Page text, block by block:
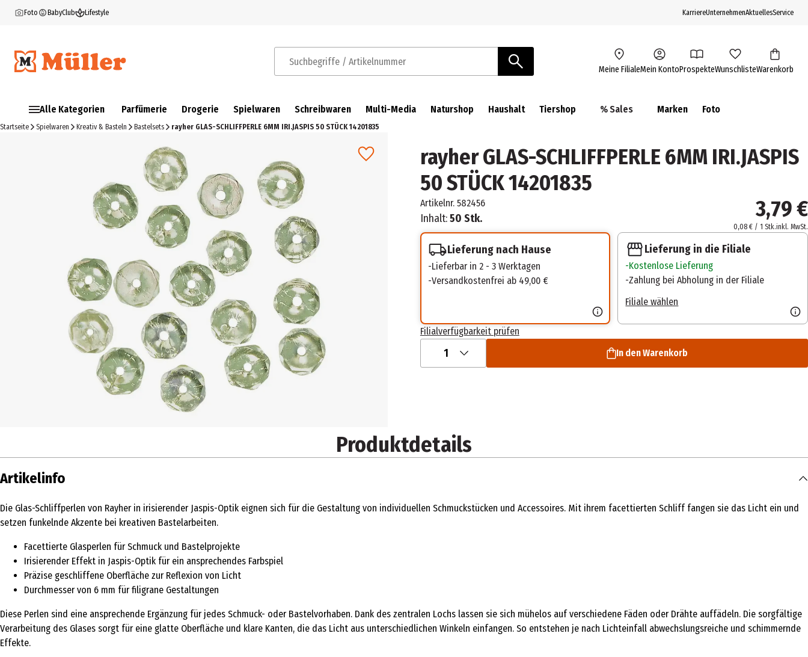
Foto BabyClub Lifestyle KarriereUnternehmenAktuellesService
Suchbegriffe / Artikelnummer Meine FilialeMein KontoProspekteWunschlisteWarenkorb
Alle Kategorien Parfümerie Drogerie Spielwaren Schreibwaren Multi-Media Naturshop Haushalt Tiershop % Sales Marken Foto
Startseite Spielwaren Kreativ & Basteln Bastelsets rayher GLAS-SCHLIFFPERLE 6MM IRI.JASPIS 50 STÜCK 14201835
rayher GLAS-SCHLIFFPERLE 6MM IRI.JASPIS
50 STÜCK 14201835
Artikelnr. 582456
Inhalt:50 Stk. 3,79 €
0,08 € / 1 Stk.inkl. MwSt.
Lieferung nach Hause
Lieferbar in 2 - 3 Werktagen
Versandkostenfrei ab 49,00 €
Lieferung in die Filiale
Kostenlose Lieferung
Zahlung bei Abholung in der Filiale
Filiale wählen
Filialverfügbarkeit prüfen
1 In den Warenkorb
Produktdetails
Artikelinfo
Die Glas-Schliffperlen von Rayher in irisierender Jaspis-Optik eignen sich für die Gestaltung von individuellen Schmuckstücken und Accessoires. Mit ihrem facettierten Schliff fangen sie das Licht ein und
setzen funkelnde Akzente bei kreativen Bastelarbeiten.
Facettierte Glasperlen für Schmuck und Bastelprojekte
Irisierender Effekt in Jaspis-Optik für ein ansprechendes Farbspiel
Präzise geschliffene Oberfläche zur Reflexion von Licht
Durchmesser von 6 mm für filigrane Gestaltungen
Diese Perlen sind eine ansprechende Ergänzung für jedes Schmuck- oder Bastelvorhaben. Dank des zentralen Lochs lassen sie sich mühelos auf verschiedene Fäden oder Drähte auffädeln. Die sorgfältige
Verarbeitung des Glases sorgt für eine glatte Oberfläche und klare Kanten, die das Licht aus unterschiedlichen Winkeln einfangen. So entstehen je nach Lichteinfall abwechslungsreiche und schimmernde
Effekte.